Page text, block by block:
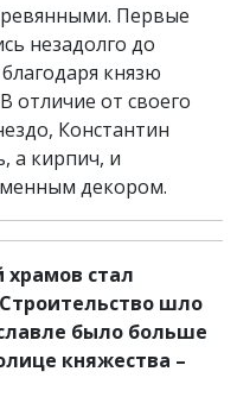
Первые
незадолго до
князю
отличие от своего
Константин
а кирпич, и
декором.
стал
Строительство шло
было больше
княжества –